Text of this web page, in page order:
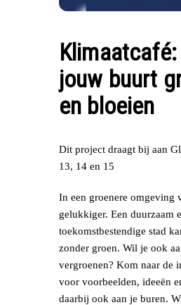
jouw buurt
en bloeien
Dit project draagt bij aan
13, 14 en 15
In een groenere omgeving
gelukkiger. Een duurzaam
toekomstbestendige stad
zonder groen. Wil je ook
vergroenen? Kom naar de
voor voorbeelden, ideeën
daarbij ook aan je buren.